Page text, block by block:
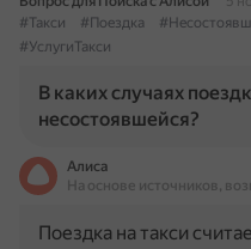
#Такси
#Поездка
#УслугиТакси
В каких случаях
несостоявшейся?
Алиса
На основе источников,
Поездка на такси